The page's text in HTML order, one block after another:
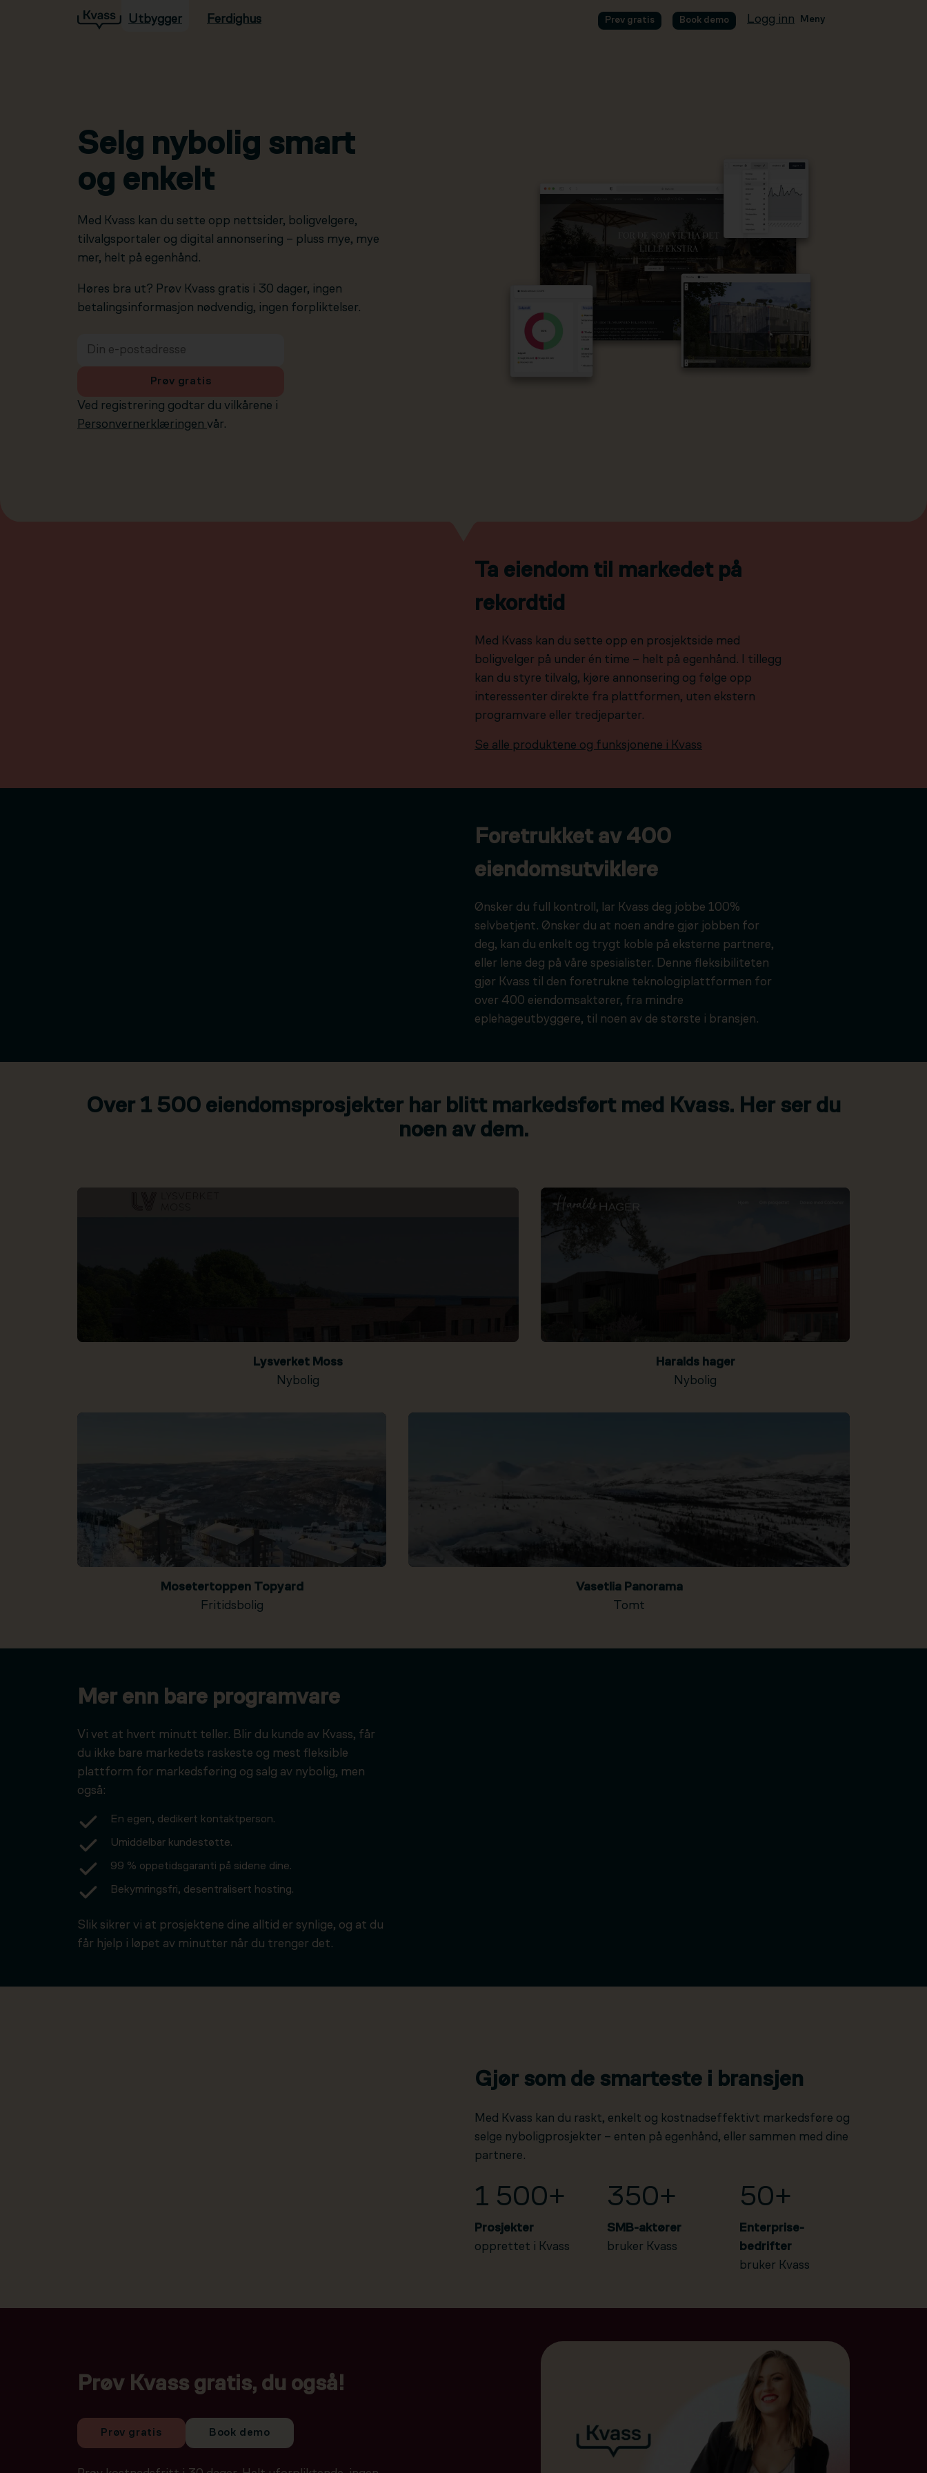
Hopp til hovedinnholdUtbygger Ferdighus Prøv gratis Book demo Logg inn Meny
Selg nybolig smart
og enkelt
Med Kvass kan du sette opp nettsider, boligvelgere,
tilvalgsportaler og digital annonsering – pluss mye, mye
mer, helt på egenhånd.
Høres bra ut? Prøv Kvass gratis i 30 dager, ingen
betalingsinformasjon nødvendig, ingen forpliktelser.
Ved registrering godtar du vilkårene i
Personvernerklæringen vår.
Prøv gratis
Ta eiendom til markedet på
rekordtid
Med Kvass kan du sette opp en prosjektside med
boligvelger på under én time – helt på egenhånd. I tillegg
kan du styre tilvalg, kjøre annonsering og følge opp
interessenter direkte fra plattformen, uten ekstern
programvare eller tredjeparter.
Se alle produktene og funksjonene i Kvass
Foretrukket av 400
eiendomsutviklere
Ønsker du full kontroll, lar Kvass deg jobbe 100%
selvbetjent. Ønsker du at noen andre gjør jobben for
deg, kan du enkelt og trygt koble på eksterne partnere,
eller lene deg på våre spesialister. Denne fleksibiliteten
gjør Kvass til den foretrukne teknologiplattformen for
over 400 eiendomsaktører, fra mindre
eplehageutbyggere, til noen av de største i bransjen.
Over 1 500 eiendomsprosjekter har blitt markedsført med Kvass. Her ser du
noen av dem.
Lysverket Moss
Nybolig
Haralds hager
Nybolig
Mosetertoppen Topyard
Fritidsbolig
Vasetlia Panorama
Tomt
Mer enn bare programvare
Vi vet at hvert minutt teller. Blir du kunde av Kvass, får
du ikke bare markedets raskeste og mest fleksible
plattform for markedsføring og salg av nybolig, men
også:
En egen, dedikert kontaktperson.
Umiddelbar kundestøtte.
99 % oppetidsgaranti på sidene dine.
Bekymringsfri, desentralisert hosting.
Slik sikrer vi at prosjektene dine alltid er synlige, og at du
får hjelp i løpet av minutter når du trenger det.
Gjør som de smarteste i bransjen
Med Kvass kan du raskt, enkelt og kostnadseffektivt markedsføre og
selge nyboligprosjekter – enten på egenhånd, eller sammen med dine
partnere.
1 500+
Prosjekter
opprettet i Kvass
350+
SMB-aktører
bruker Kvass
50+
Enterprise-
bedrifter
bruker Kvass
Prøv Kvass gratis, du også!
Prøv gratis Book demo